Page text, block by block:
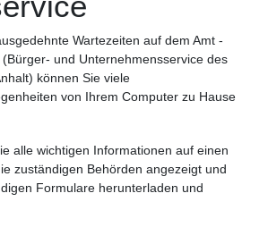
Wartezeiten auf dem Amt -
und Unternehmensservice des
können Sie viele
von Ihrem Computer zu Hause
alle wichtigen Informationen auf einen
zuständigen Behörden angezeigt und
Formulare herunterladen und